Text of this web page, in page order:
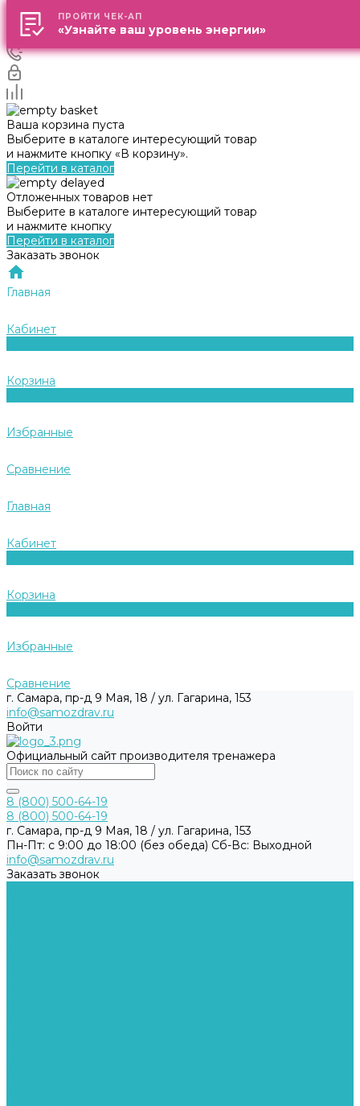
Ваша корзина пуста
Выберите в каталоге интересующий товар
и нажмите кнопку «В корзину».
Перейти в каталог
Отложенных товаров нет
Выберите в каталоге интересующий товар
и нажмите кнопку
Перейти в каталог
Заказать звонок
Главная
Кабинет
Корзина
Избранные
Сравнение
Главная
Кабинет
Корзина
Избранные
Сравнение
г. Самара, пр-д 9 Мая, 18 / ул. Гагарина, 153
info@samozdrav.ru
Войти
Официальный сайт производителя тренажера
8 (800) 500-64-19
8 (800) 500-64-19
г. Самара, пр-д 9 Мая, 18 / ул. Гагарина, 153
Пн-Пт: с 9:00 до 18:00 (без обеда) Cб-Вс: Выходной
info@samozdrav.ru
Заказать звонок
ПРОЙТИ ЧЕК-АП
«Узнайте ваш уровень энергии»
ПРОЙТИ ЧЕК-АП
«Узнайте ваш уровень энергии»